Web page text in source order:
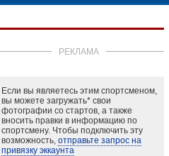
РЕКЛАМА
Если вы являетесь этим спортсменом,
вы можете загружать*свои
фотографии со стартов, а также
вносить правки в информацию по
спортсмену. Чтобы подключить эту
возможность, отправьте запрос на
привязку эккаунта